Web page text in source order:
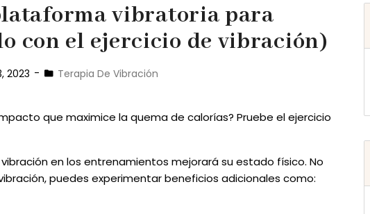
vibratoria para
con el ejercicio de vibración)
2023 Terapia De Vibración
que maximice la quema de calorías? Pruebe el ejercicio
en los entrenamientos mejorará su estado físico. No
puedes experimentar beneficios adicionales como: